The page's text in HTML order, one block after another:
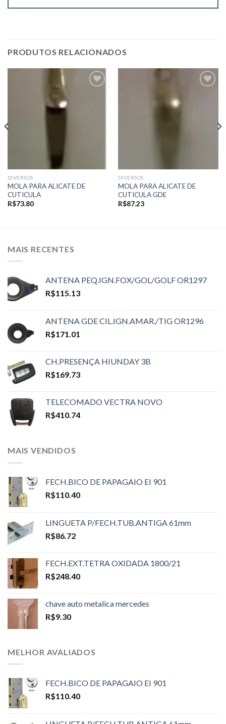
PRODUTOS RELACIONADOS
DIVERSOS
MOLA PARA ALICATE DE
CUTICULA
R$73.80
DIVERSOS
MOLA PARA ALICATE DE
CUTICULA GDE
R$87.23
MAIS RECENTES
ANTENA PEQ.IGN.FOX/GOL/GOLF OR1297
R$115.13
ANTENA GDE CIL.IGN.AMAR./TIG OR1296
R$171.01
CH.PRESENÇA HIUNDAY 3B
R$169.73
TELECOMADO VECTRA NOVO
R$410.74
MAIS VENDIDOS
FECH.BICO DE PAPAGAIO EI 901
R$110.40
LINGUETA P/FECH.TUB.ANTIGA 61mm
R$86.72
FECH.EXT.TETRA OXIDADA 1800/21
R$248.40
chave auto metalica mercedes
R$9.30
MELHOR AVALIADOS
FECH.BICO DE PAPAGAIO EI 901
R$110.40